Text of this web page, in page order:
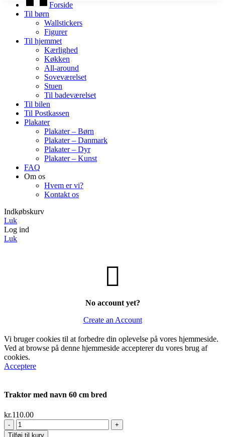
Forside
Til børn
Wallstickers
Figurer
Til hjemmet
Kærlighed
Køkken
All-around
Soveværelset
Stuen
Til badeværelset
Til bilen
Til Postkassen
Plakater
Plakater – Børn
Plakater – Danmark
Plakater – Dyr
Plakater – Kunst
FAQ
Om os
Hvem er vi?
Kontakt os
Indkøbskurv
Luk
Log ind
Luk
No account yet?
Create an Account
Vi bruger cookies til at forbedre din oplevelse på vores hjemmeside.
Ved at browse på denne hjemmeside accepterer du vores brug af
cookies.
Acceptere
Traktor med navn 60 cm bred
kr.110.00
Traktor
med
Tilføj til kurv